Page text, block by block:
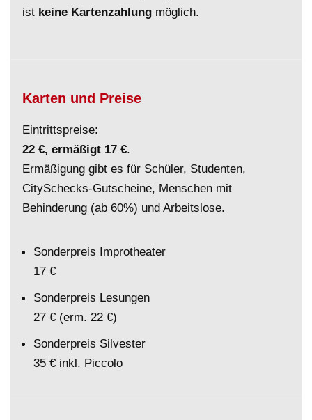
ist keine Kartenzahlung möglich.
Karten und Preise
Eintrittspreise:
22 €, ermäßigt 17 €.
Ermäßigung gibt es für Schüler, Studenten,
CitySchecks-Gutscheine, Menschen mit
Behinderung (ab 60%) und Arbeitslose.
Sonderpreis Improtheater
17 €
Sonderpreis Lesungen
27 € (erm. 22 €)
Sonderpreis Silvester
35 € inkl. Piccolo